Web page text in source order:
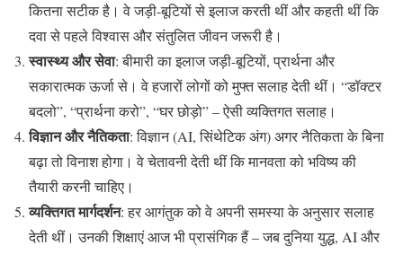
कितना सटीक है। वे जड़ी-बूटियों से इलाज करती थीं और कहती थीं कि
दवा से पहले विश्वास और संतुलित जीवन जरूरी है।
स्वास्थ्य और सेवा: बीमारी का इलाज जड़ी-बूटियों, प्रार्थना और
सकारात्मक ऊर्जा से। वे हजारों लोगों को मुफ्त सलाह देती थीं। “डॉक्टर
बदलो”, “प्रार्थना करो”, “घर छोड़ो” – ऐसी व्यक्तिगत सलाह।
विज्ञान और नैतिकता: विज्ञान (AI, सिंथेटिक अंग) अगर नैतिकता के बिना
बढ़ा तो विनाश होगा। वे चेतावनी देती थीं कि मानवता को भविष्य की
तैयारी करनी चाहिए।
व्यक्तिगत मार्गदर्शन: हर आगंतुक को वे अपनी समस्या के अनुसार सलाह
देती थीं। उनकी शिक्षाएं आज भी प्रासंगिक हैं – जब दुनिया युद्ध, AI और